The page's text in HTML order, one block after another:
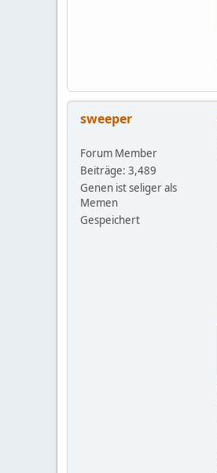
sweeper
Forum Member
Beiträge: 3,489
Genen ist seliger als
Memen
Gespeichert